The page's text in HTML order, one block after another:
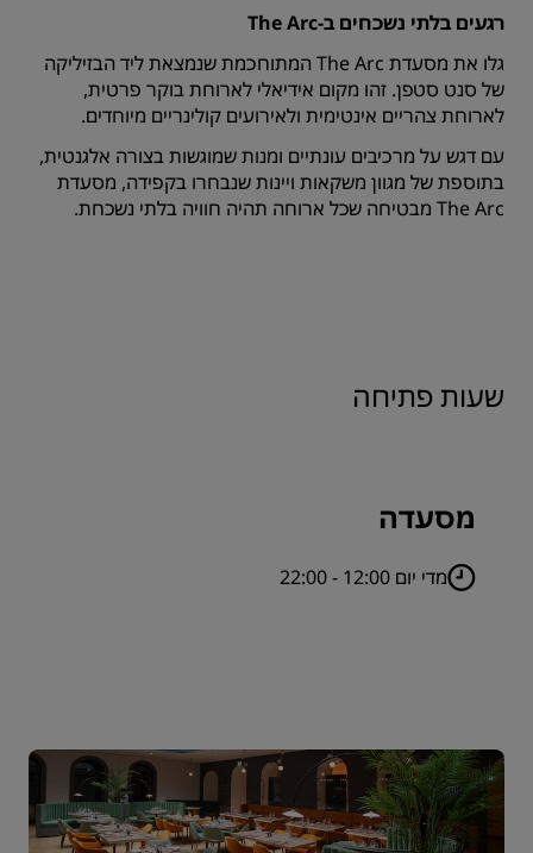
רגעים בלתי נשכחים ב-The Arc
גלו את מסעדת The Arc המתוחכמת שנמצאת ליד הבזיליקה
של סנט סטפן. זהו מקום אידיאלי לארוחת בוקר פרטית,
לארוחת צהריים אינטימית ולאירועים קולינריים מיוחדים.
עם דגש על מרכיבים עונתיים ומנות שמוגשות בצורה אלגנטית,
בתוספת של מגוון משקאות ויינות שנבחרו בקפידה, מסעדת
The Arc מבטיחה שכל ארוחה תהיה חוויה בלתי נשכחת.
שעות פתיחה
מסעדה
מדי יום 12:00 - 22:00